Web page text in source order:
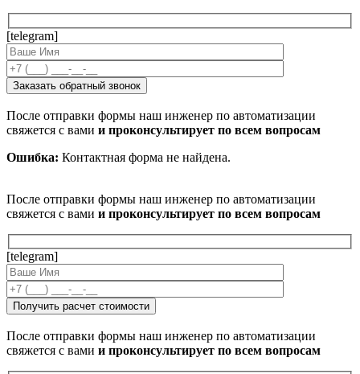
[telegram]
После отправки формы наш инженер по автоматизации
свяжется с вами и проконсультирует по всем вопросам
Ошибка: Контактная форма не найдена.
После отправки формы наш инженер по автоматизации
свяжется с вами и проконсультирует по всем вопросам
[telegram]
После отправки формы наш инженер по автоматизации
свяжется с вами и проконсультирует по всем вопросам